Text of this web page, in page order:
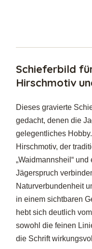
Schieferbild
Hirschmotiv
Dieses gravierte
gedacht, denen die
gelegentliches
Hirschmotiv, der
„Waidmannsheil“
Jägerspruch
Naturverbundenheit
in einem sichtbaren
hebt sich deutlich
sowohl die feinen
die Schrift